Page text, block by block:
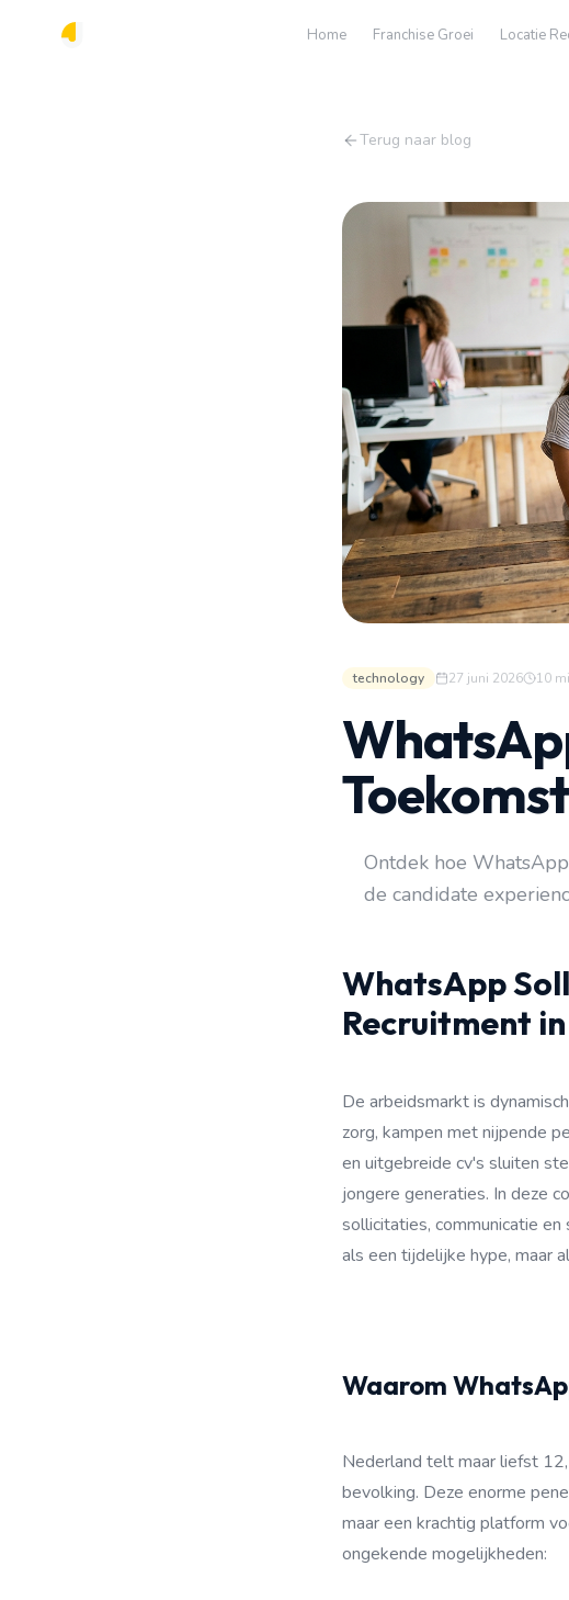
Home Franchise Groei Locatie
Terug naar blog
technology 27 juni 2026 10
Ontdek hoe
de candidate
WhatsApp
Recruitment
De arbeidsmarkt is
zorg, kampen met nijpende
en uitgebreide cv's sluiten
jongere generaties. In deze
sollicitaties, communicatie
als een tijdelijke hype, maar
Waarom
Nederland telt maar liefst
bevolking. Deze enorme
maar een krachtig platform
ongekende mogelijkheden: